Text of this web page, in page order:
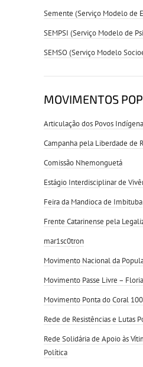
Semente (Serviço Modelo de
SEMPSI (Serviço Modelo de
SEMSO (Serviço Modelo
MOVIMENTOS
Articulação dos Povos
Campanha pela Liberdade de
Comissão Nhemonguetá
Estágio Interdisciplinar de
Feira da Mandioca de Imbituba
Frente Catarinense pela
mar1sc0tron
Movimento Nacional da
Movimento Passe Livre –
Movimento Ponta do Coral
Rede de Resistências e Lutas
Rede Solidária de Apoio às
Política